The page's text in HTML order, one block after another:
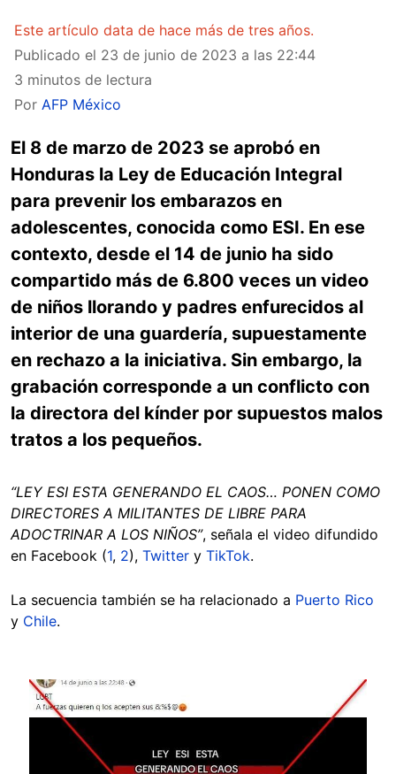
Este artículo data de hace más de tres años.
Publicado el 23 de junio de 2023 a las 22:44
3 minutos de lectura
Por AFP México
El 8 de marzo de 2023 se aprobó en
Honduras la Ley de Educación Integral
para prevenir los embarazos en
adolescentes, conocida como ESI. En ese
contexto, desde el 14 de junio ha sido
compartido más de 6.800 veces un video
de niños llorando y padres enfurecidos al
interior de una guardería, supuestamente
en rechazo a la iniciativa. Sin embargo, la
grabación corresponde a un conflicto con
la directora del kínder por supuestos malos
tratos a los pequeños.
“LEY ESI ESTA GENERANDO EL CAOS… PONEN COMO
DIRECTORES A MILITANTES DE LIBRE PARA
ADOCTRINAR A LOS NIÑOS”, señala el video difundido
en Facebook (1, 2), Twitter y TikTok.
La secuencia también se ha relacionado a Puerto Rico
y Chile.
Image